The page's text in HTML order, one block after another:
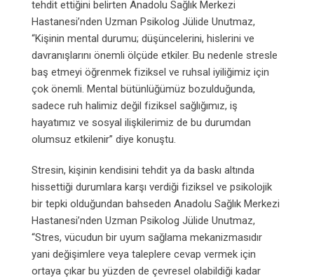
tehdit ettiğini belirten Anadolu Sağlık Merkezi
Hastanesi’nden Uzman Psikolog Jülide Unutmaz,
“Kişinin mental durumu; düşüncelerini, hislerini ve
davranışlarını önemli ölçüde etkiler. Bu nedenle stresle
baş etmeyi öğrenmek fiziksel ve ruhsal iyiliğimiz için
çok önemli. Mental bütünlüğümüz bozulduğunda,
sadece ruh halimiz değil fiziksel sağlığımız, iş
hayatımız ve sosyal ilişkilerimiz de bu durumdan
olumsuz etkilenir” diye konuştu.
Stresin, kişinin kendisini tehdit ya da baskı altında
hissettiği durumlara karşı verdiği fiziksel ve psikolojik
bir tepki olduğundan bahseden Anadolu Sağlık Merkezi
Hastanesi’nden Uzman Psikolog Jülide Unutmaz,
“Stres, vücudun bir uyum sağlama mekanizmasıdır
yani değişimlere veya taleplere cevap vermek için
ortaya çıkar bu yüzden de çevresel olabildiği kadar